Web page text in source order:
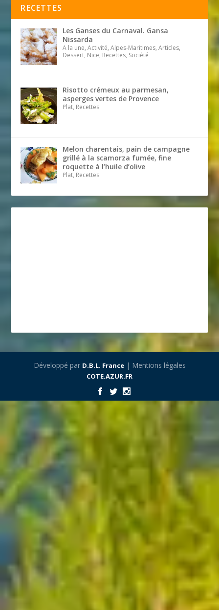
RECETTES
Les Ganses du Carnaval. Gansa
Nissarda
A la une, Activité, Alpes-Maritimes, Articles,
Dessert, Nice, Recettes, Société
Risotto crémeux au parmesan,
asperges vertes de Provence
Plat, Recettes
Melon charentais, pain de campagne
grillé à la scamorza fumée, fine
roquette à l’huile d’olive
Plat, Recettes
Développé par D.B.L. France| Mentions légales
COTE.AZUR.FR